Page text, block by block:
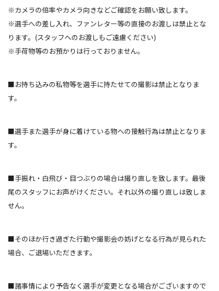
※カメラの倍率やカメラ向きなどご確認をお願い致します。
※選手への差し入れ、ファンレター等の直接のお渡しは禁止とな
ります。(スタッフへのお渡しもご遠慮ください)
※手荷物等のお預かりは行っておりません。
■お持ち込みの私物等を選手に持たせての撮影は禁止となりま
す。
■選手また選手が身に着けている物への接触行為は禁止となりま
す。
■手振れ・白飛び・目つぶりの場合は撮り直しを致します。最後
尾のスタッフにお声がけください。それ以外の撮り直しは致しま
せん。
■そのほか行き過ぎた行動や撮影会の妨げとなる行為が見られた
場合、ご退場いただきます。
■諸事情により予告なく選手が変更となる場合がございますので